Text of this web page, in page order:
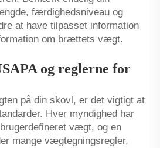
færdighedsniveau og
at have tilpasset information
om brættets vægt.
og reglerne for
på din skovl, er det vigtigt at
Hver myndighed har
vægt, og en
mange vægtegningsregler,